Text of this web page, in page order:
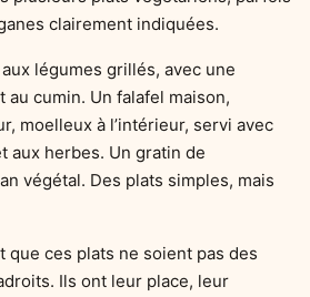
clairement indiquées.
légumes grillés, avec une
cumin. Un falafel maison,
moelleux à l’intérieur, servi avec
aux herbes. Un gratin de
végétal. Des plats simples, mais
que ces plats ne soient pas des
Ils ont leur place, leur